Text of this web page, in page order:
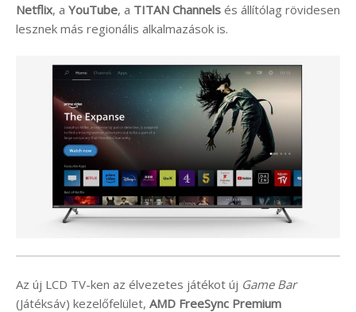
Netflix, a YouTube, a TITAN Channels és állítólag rövidesen
lesznek más regionális alkalmazások is.
Az új LCD TV-ken az élvezetes játékot új Game Bar
(Játéksáv) kezelőfelület, AMD FreeSync Premium